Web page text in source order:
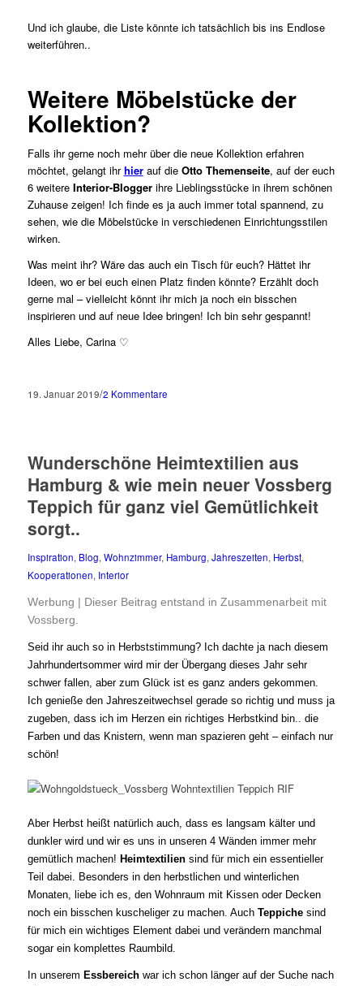
Und ich glaube, die Liste könnte ich tatsächlich bis ins Endlose
weiterführen..
Weitere Möbelstücke der
Kollektion?
Falls ihr gerne noch mehr über die neue Kollektion erfahren
möchtet, gelangt ihrhierauf die Otto Themenseite, auf der euch
6 weitere Interior-Bloggerihre Lieblingsstücke in ihrem schönen
Zuhause zeigen! Ich finde es ja auch immer total spannend, zu
sehen, wie die Möbelstücke in verschiedenen Einrichtungsstilen
wirken.
Was meint ihr? Wäre das auch ein Tisch für euch? Hättet ihr
Ideen, wo er bei euch einen Platz finden könnte? Erzählt doch
gerne mal – vielleicht könnt ihr mich ja noch ein bisschen
inspirieren und auf neue Idee bringen! Ich bin sehr gespannt!
Alles Liebe, Carina ♡
19. Januar 2019/2 Kommentare
Wunderschöne Heimtextilien aus
Hamburg & wie mein neuer Vossberg
Teppich für ganz viel Gemütlichkeit
sorgt..
Inspiration, Blog, Wohnzimmer, Hamburg, Jahreszeiten, Herbst,
Kooperationen, Interior
Werbung | Dieser Beitrag entstand in Zusammenarbeit mit
Vossberg.
Seid ihr auch so in Herbststimmung? Ich dachte ja nach diesem
Jahrhundertsommer wird mir der Übergang dieses Jahr sehr
schwer fallen, aber zum Glück ist es ganz anders gekommen.
Ich genieße den Jahreszeitwechsel gerade so richtig und muss ja
zugeben, dass ich im Herzen ein richtiges Herbstkind bin.. die
Farben und das Knistern, wenn man spazieren geht – einfach nur
schön!
Aber Herbst heißt natürlich auch, dass es langsam kälter und
dunkler wird und wir es uns in unseren 4 Wänden immer mehr
gemütlich machen! Heimtextiliensind für mich ein essentieller
Teil dabei. Besonders in den herbstlichen und winterlichen
Monaten, liebe ich es, den Wohnraum mit Kissen oder Decken
noch ein bisschen kuscheliger zu machen. Auch Teppichesind
für mich ein wichtiges Element dabei und verändern manchmal
sogar ein komplettes Raumbild.
In unserem Essbereichwar ich schon länger auf der Suche nach